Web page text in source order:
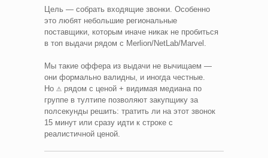
Цель — собрать входящие звонки. Особенно
это любят небольшие региональные
поставщики, которым иначе никак не пробиться
в топ выдачи рядом с Merlion/NetLab/Marvel.
Мы такие оффера из выдачи не вычищаем —
они формально валидны, и иногда честные.
Но ⚠ рядом с ценой + видимая медиана по
группе в тултипе позволяют закупщику за
полсекунды решить: тратить ли на этот звонок
15 минут или сразу идти к строке с
реалистичной ценой.